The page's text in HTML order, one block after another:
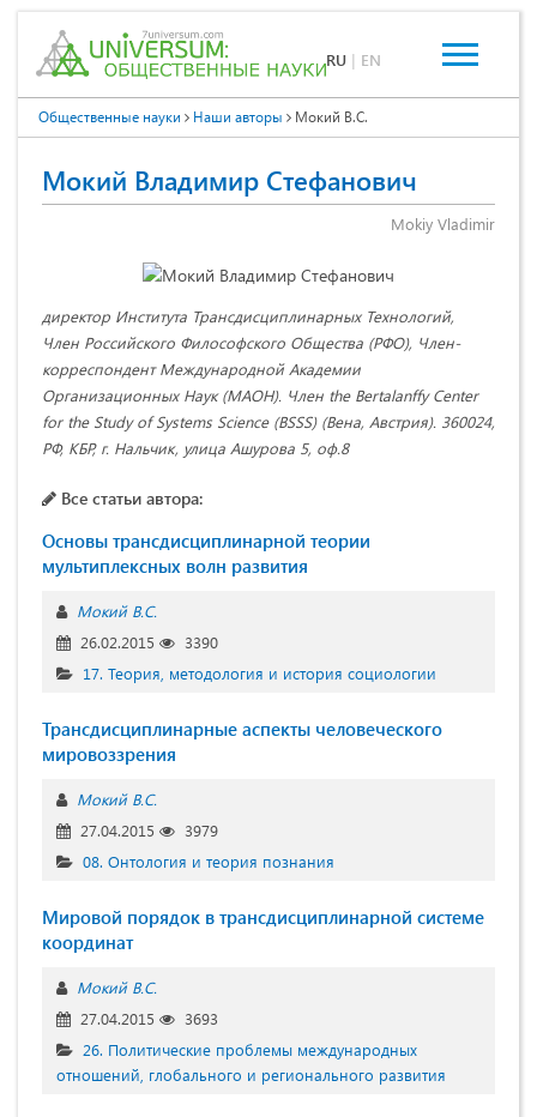
RU | EN
Общественные науки Наши авторы Мокий В.С.
Мокий Владимир Стефанович
Mokiy Vladimir
директор Института Трансдисциплинарных Технологий,
Член Российского Философского Общества (РФО), Член-
корреспондент Международной Академии
Организационных Наук (МАОН). Член the Bertalanffy Center
for the Study of Systems Science (BSSS) (Вена, Австрия). 360024,
РФ, КБР, г. Нальчик, улица Ашурова 5, оф.8
Все статьи автора:
Основы трансдисциплинарной теории
мультиплексных волн развития
Мокий В.С.
26.02.2015
3390
17. Теория, методология и история социологии
Трансдисциплинарные аспекты человеческого
мировоззрения
Мокий В.С.
27.04.2015
3979
08. Онтология и теория познания
Мировой порядок в трансдисциплинарной системе
координат
Мокий В.С.
27.04.2015
3693
26. Политические проблемы международных
отношений, глобального и регионального развития